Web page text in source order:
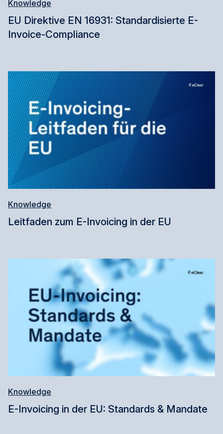
Knowledge
EU Direktive EN 16931: Standardisierte E-
Invoice-Compliance
Knowledge
Leitfaden zum E-Invoicing in der EU
Knowledge
E-Invoicing in der EU: Standards & Mandate